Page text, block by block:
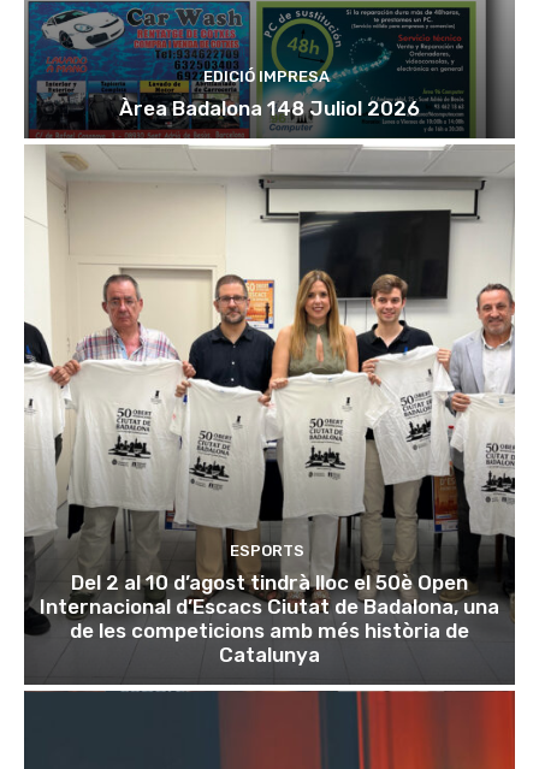
EDICIÓ IMPRESA
Àrea Badalona 148 Juliol 2026
ESPORTS
Del 2 al 10 d’agost tindrà lloc el 50è Open
Internacional d’Escacs Ciutat de Badalona, una
de les competicions amb més història de
Catalunya